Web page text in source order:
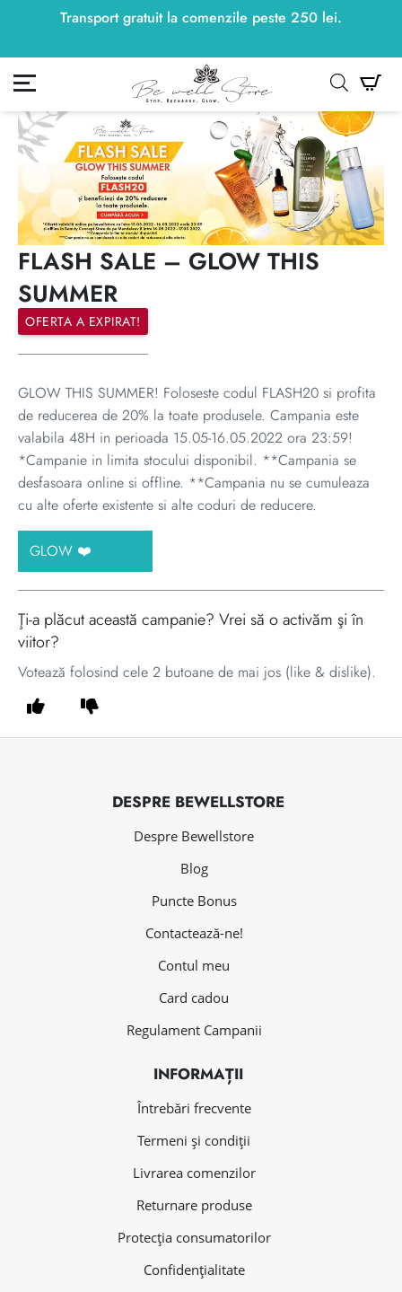
Transport gratuit la comenzile peste 250 lei.
250lei
meu
FLASH SALE – GLOW THIS
SUMMER
OFERTA A EXPIRAT!
GLOW THIS SUMMER! Foloseste codul FLASH20 si profita
de reducerea de 20% la toate produsele. Campania este
valabila 48H in perioada 15.05-16.05.2022 ora 23:59!
*Campanie in limita stocului disponibil. **Campania se
desfasoara online si offline. **Campania nu se cumuleaza
cu alte oferte existente si alte coduri de reducere.
GLOW ❤️
Ţi-a plăcut această campanie? Vrei să o activăm şi în
viitor?
Votează folosind cele 2 butoane de mai jos (like & dislike).
DESPRE BEWELLSTORE
Despre Bewellstore
Blog
Puncte Bonus
Contactează-ne!
Contul meu
Card cadou
Regulament Campanii
INFORMAȚII
Întrebări frecvente
Termeni și condiții
Livrarea comenzilor
Returnare produse
Protecția consumatorilor
Confidențialitate